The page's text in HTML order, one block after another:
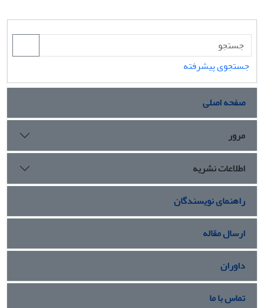
جستجوی پیشرفته
صفحه اصلی
مرور
اطلاعات نشریه
راهنمای نویسندگان
ارسال مقاله
داوران
تماس با ما